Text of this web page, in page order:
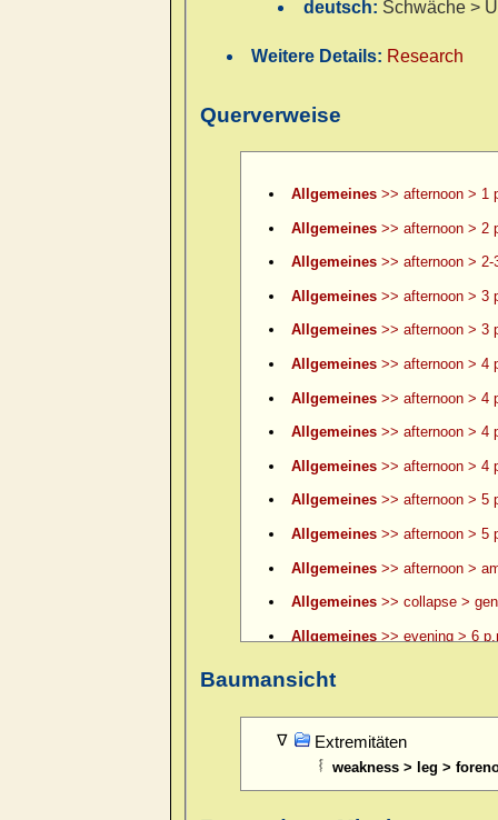
deutsch: Schwäche >
Weitere Details: Research
Querverweise
Allgemeines>> afternoon > 1
Allgemeines>> afternoon > 2
Allgemeines>> afternoon > 2-
Allgemeines>> afternoon > 3
Allgemeines>> afternoon > 3
Allgemeines>> afternoon > 4
Allgemeines>> afternoon > 4
Allgemeines>> afternoon > 4
Allgemeines>> afternoon > 4
Allgemeines>> afternoon > 5
Allgemeines>> afternoon > 5
Allgemeines>> afternoon >
Allgemeines>> collapse >
Allgemeines>> evening > 6
Allgemeines
Allgemeines>> evening > 8
Allgemeines>> evening > 9
Baumansicht
Extremitäten
weakness > leg >